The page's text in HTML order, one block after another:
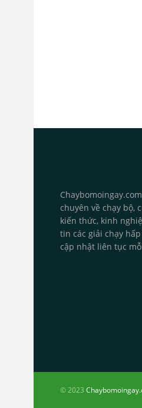
chuyên về chạy bộ,
kiến thức, kinh
tin các giải chạy
cập nhật liên tục
© 2023